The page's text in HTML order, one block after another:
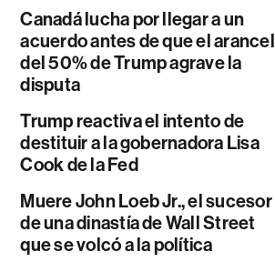
Canadá lucha por llegar a un
acuerdo antes de que el arancel
del 50% de Trump agrave la
disputa
Trump reactiva el intento de
destituir a la gobernadora Lisa
Cook de la Fed
Muere John Loeb Jr., el sucesor
de una dinastía de Wall Street
que se volcó a la política